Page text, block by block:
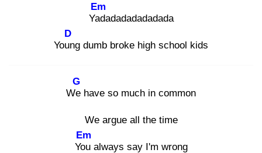
Yad
Em
adadadadadada
Youn
D
g dumb broke high school kids
We
G
have so much in common
We argue all the time
You
Em
always say I'm wrong